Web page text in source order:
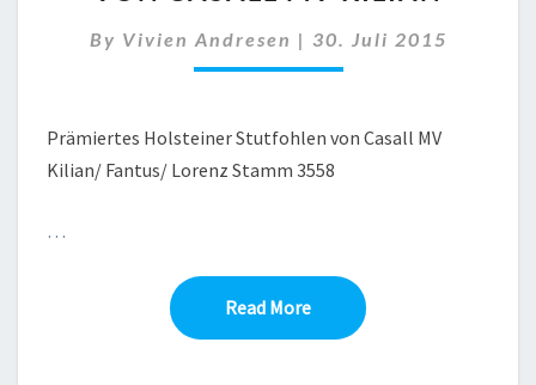
VON
CASALL
By Vivien Andresen | 30. Juli 2015
Prämiertes Holsteiner Stutfohlen von Casall MV
Kilian/ Fantus/ Lorenz Stamm 3558
…
Read MoreRead More